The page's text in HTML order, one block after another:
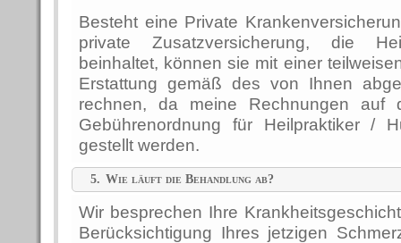
Besteht eine Private
private Zusatzversicherung, die
beinhaltet, können sie mit einer
Erstattung gemäß des von Ihnen
rechnen, da meine Rechnungen auf
Gebührenordnung für Heilpraktiker /
gestellt werden.
5. Wie läuft die Behandlung ab?
Wir besprechen Ihre
Berücksichtigung Ihres jetzigen